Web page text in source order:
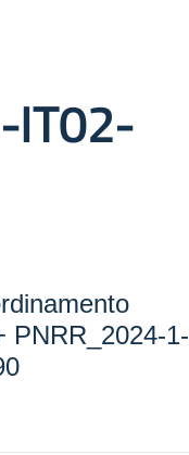
IT02-
PNRR_2024-1-